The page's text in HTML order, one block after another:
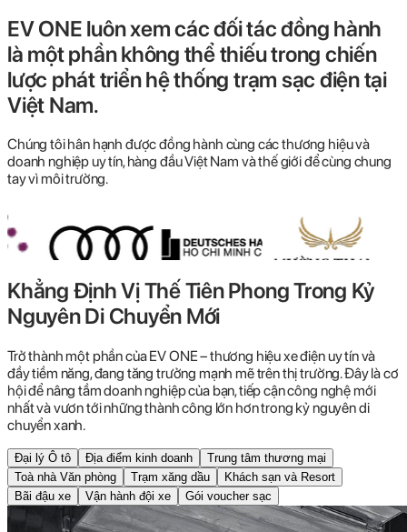
EV ONE luôn xem các đối tác đồng hành
là một phần không thể thiếu trong chiến
lược phát triển hệ thống trạm sạc điện tại
Việt Nam.
Chúng tôi hân hạnh được đồng hành cùng các thương hiệu và
doanh nghiệp uy tín, hàng đầu Việt Nam và thế giới để cùng chung
tay vì môi trường.
Khẳng Định Vị Thế Tiên Phong Trong Kỷ
Nguyên Di Chuyển Mới
Trở thành một phần của EV ONE – thương hiệu xe điện uy tín và
đầy tiềm năng, đang tăng trưởng mạnh mẽ trên thị trường. Đây là cơ
hội để nâng tầm doanh nghiệp của bạn, tiếp cận công nghệ mới
nhất và vươn tới những thành công lớn hơn trong kỷ nguyên di
chuyển xanh.
Đại lý Ô tô Địa điểm kinh doanh
Trung tâm thương mại
Toà nhà Văn phòng
Trạm xăng dầu
Khách sạn và Resort
Bãi đậu xe
Vận hành đội xe Gói voucher sạc